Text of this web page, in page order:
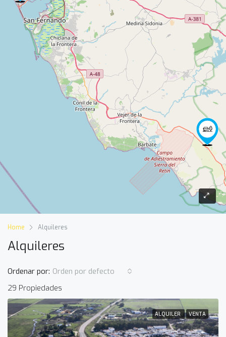
Home Alquileres
Alquileres
29 Propiedades
Ordenar por: Orden por defecto
ALQUILER VENTA